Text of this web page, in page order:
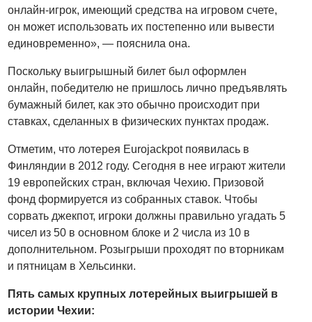
онлайн-игрок, имеющий средства на игровом счете,
он может использовать их постепенно или вывести
единовременно», — пояснила она.
Поскольку выигрышный билет был оформлен
онлайн, победителю не пришлось лично предъявлять
бумажный билет, как это обычно происходит при
ставках, сделанных в физических пунктах продаж.
Отметим, что лотерея Eurojackpot появилась в
Финляндии в 2012 году. Сегодня в нее играют жители
19 европейских стран, включая Чехию. Призовой
фонд формируется из собранных ставок. Чтобы
сорвать джекпот, игроки должны правильно угадать 5
чисел из 50 в основном блоке и 2 числа из 10 в
дополнительном. Розыгрыши проходят по вторникам
и пятницам в Хельсинки.
Пять самых крупных лотерейных выигрышей в
истории Чехии: